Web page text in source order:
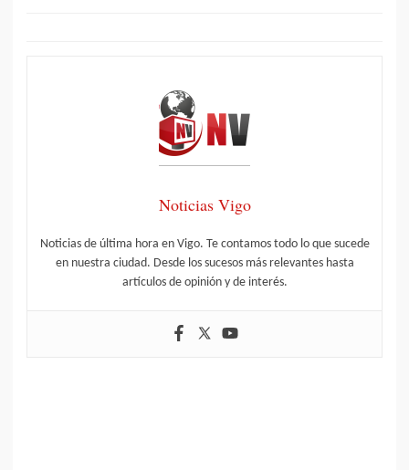
Noticias Vigo
Noticias de última hora en Vigo. Te contamos todo lo que sucede
en nuestra ciudad. Desde los sucesos más relevantes hasta
artículos de opinión y de interés.